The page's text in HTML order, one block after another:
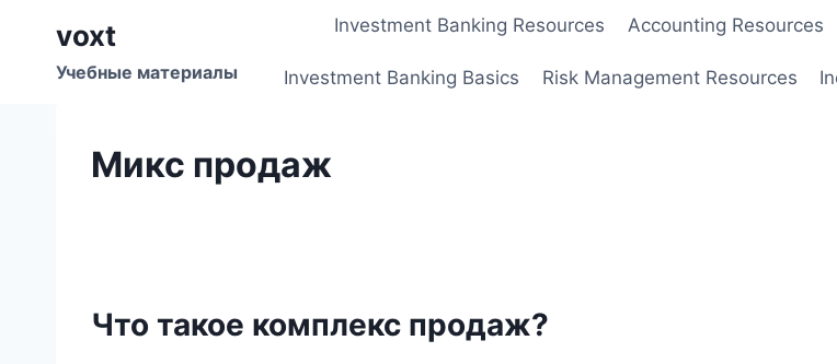
содержимому
voxt
Учебные материалы
Investment Banking Resources Accounting Resources
Investment Banking Basics Risk Management Resources
Микс продаж
Что такое комплекс продаж?